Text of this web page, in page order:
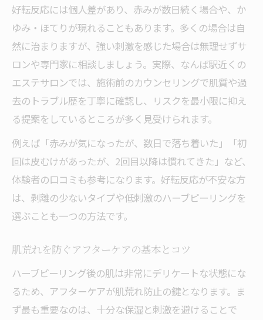
好転反応には個人差があり、赤みが数日続く場合や、か
ゆみ・ほてりが現れることもあります。多くの場合は自
然に治まりますが、強い刺激を感じた場合は無理せずサ
ロンや専門家に相談しましょう。実際、なんば駅近くの
エステサロンでは、施術前のカウンセリングで肌質や過
去のトラブル歴を丁寧に確認し、リスクを最小限に抑え
る提案をしているところが多く見受けられます。
例えば「赤みが気になったが、数日で落ち着いた」「初
回は皮むけがあったが、2回目以降は慣れてきた」など、
体験者の口コミも参考になります。好転反応が不安な方
は、剥離の少ないタイプや低刺激のハーブピーリングを
選ぶことも一つの方法です。
肌荒れを防ぐアフターケアの基本とコツ
ハーブピーリング後の肌は非常にデリケートな状態にな
るため、アフターケアが肌荒れ防止の鍵となります。ま
ず最も重要なのは、十分な保湿と刺激を避けることで